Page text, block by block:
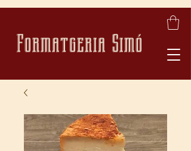
Formatgeria Simó